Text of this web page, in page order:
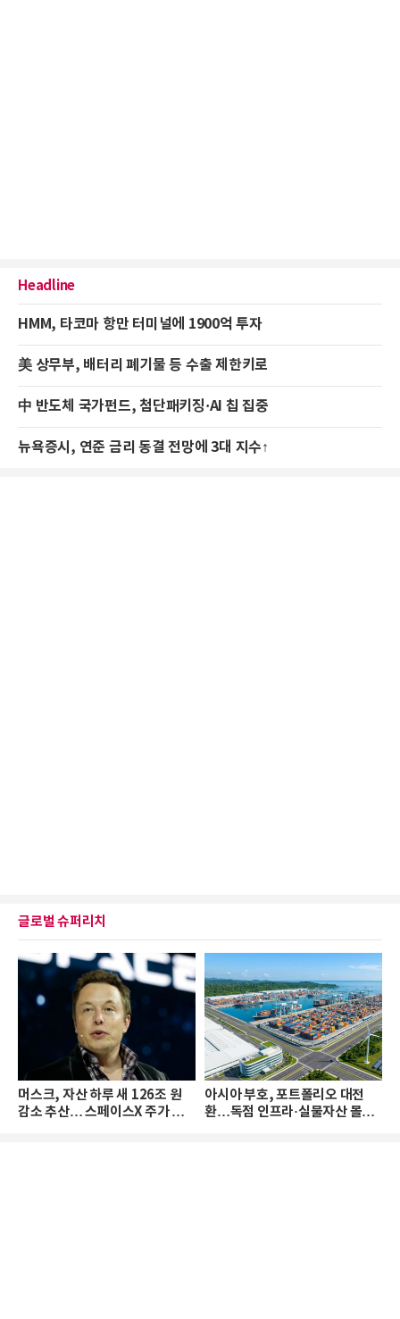
Headline
HMM, 타코마 항만 터미널에 1900억 투자
美 상무부, 배터리 폐기물 등 수출 제한키로
中 반도체 국가펀드, 첨단패키징·AI 칩 집중
뉴욕증시, 연준 금리 동결 전망에 3대 지수↑
글로벌 슈퍼리치
머스크, 자산 하루 새 126조 원
감소 추산… 스페이스X 주가 하
아시아 부호, 포트폴리오 대전
환…독점 인프라·실물자산 몰린